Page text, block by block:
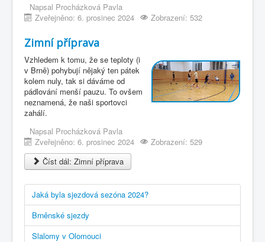
Napsal Procházková Pavla
Zveřejněno: 6. prosinec 2024
Zobrazení: 532
Zimní příprava
Vzhledem k tomu, že se teploty (i
v Brně) pohybují nějaký ten pátek
kolem nuly, tak si dáváme od
pádlování menší pauzu. To ovšem
neznamená, že naši sportovci
zahálí.
Napsal Procházková Pavla
Zveřejněno: 6. prosinec 2024
Zobrazení: 529
Číst dál: Zimní příprava
Jaká byla sjezdová sezóna 2024?
Brněnské sjezdy
Slalomy v Olomouci